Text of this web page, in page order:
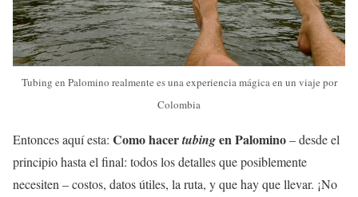
Tubing en Palomino realmente es una experiencia mágica en un viaje por
Colombia
Entonces aquí esta: Como hacertubingen Palomino– desde el
principio hasta el final: todos los detalles que posiblemente
necesiten – costos, datos útiles, la ruta, y que hay que llevar. ¡No